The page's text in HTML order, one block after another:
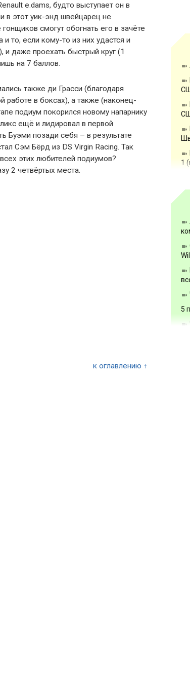
e.dams, будто выступает он в
в этот уик-энд швейцарец не
смогут обогнать его в зачёте
то, если кому-то из них удастся и
и даже проехать быстрый круг (1
на 7 баллов.
также ди Грасси (благодаря
работе в боксах), а также (наконец-
подиум покорился новому напарнику
ещё и лидировал в первой
Буэми позади себя – в результате
Сэм Бёрд из DS Virgin Racing. Так
этих любителей подиумов?
2 четвёртых места.
к оглавлению ↑
1
5